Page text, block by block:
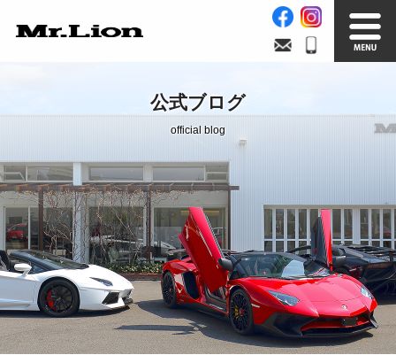
在庫車情報 買取無料査定
Factory
自社工場 サービス案内
Official Blog
公式ブログ
Company info.
会社案内
公式ブログ
official blog